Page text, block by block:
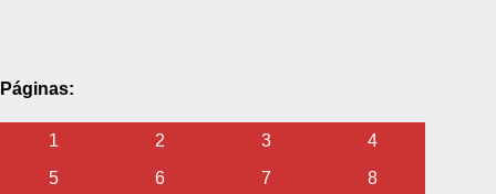
Páginas:
1 2 3
4
5
6 7 8